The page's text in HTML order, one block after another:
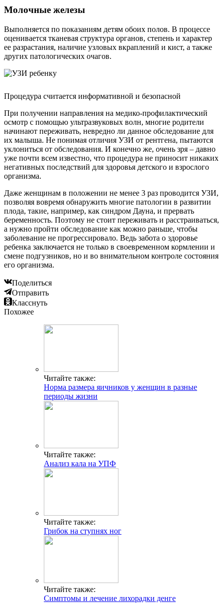
Молочные железы
Выполняется по показаниям детям обоих полов. В процессе
оценивается тканевая структура органов, степень и характер
ее разрастания, наличие узловых вкраплений и кист, а также
других патологических очагов.
Процедура считается информативной и безопасной
При получении направления на медико-профилактический
осмотр с помощью ультразвуковых волн, многие родители
начинают переживать, невредно ли данное обследование для
их малыша. Не понимая отличия УЗИ от рентгена, пытаются
уклониться от обследования. И конечно же, очень зря – давно
уже почти всем известно, что процедура не приносит никаких
негативных последствий для здоровья детского и взрослого
организма.
Даже женщинам в положении не менее 3 раз проводится УЗИ,
позволяя вовремя обнаружить многие патологии в развитии
плода, такие, например, как синдром Дауна, и прервать
беременность. Поэтому не стоит переживать и расстраиваться,
а нужно пройти обследование как можно раньше, чтобы
заболевание не прогрессировало. Ведь забота о здоровье
ребенка заключается не только в своевременном кормлении и
смене подгузников, но и во внимательном контроле состояния
его организма.
Поделиться
Отправить
Класснуть
Похожее
Читайте также:
Норма размера яичников у женщин в разные
периоды жизни
Читайте также:
Анализ кала на УПФ
Читайте также:
Грибок на ступнях ног
Читайте также:
Симптомы и лечение лихорадки денге